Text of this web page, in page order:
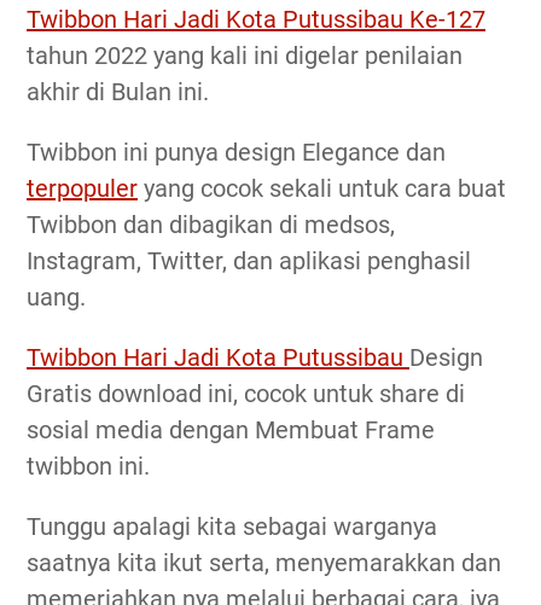
Twibbon Hari Jadi Kota Putussibau Ke-127
tahun 2022 yang kali ini digelar penilaian
akhir di Bulan ini.
Twibbon ini punya design Elegance dan
terpopuler yang cocok sekali untuk cara buat
Twibbon dan dibagikan di medsos,
Instagram, Twitter, dan aplikasi penghasil
uang.
Twibbon Hari Jadi Kota Putussibau Design
Gratis download ini, cocok untuk share di
sosial media dengan Membuat Frame
twibbon ini.
Tunggu apalagi kita sebagai warganya
saatnya kita ikut serta, menyemarakkan dan